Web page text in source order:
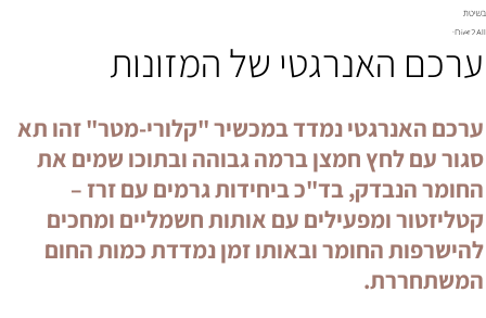
בשיטת
Diet2All:
שמאחורי
ערכם האנרגטי של המזונות
ערכם האנרגטי נמדד במכשיר "קלורי-מטר" זהו תא
סגור עם לחץ חמצן ברמה גבוהה ובתוכו שמים את
החומר הנבדק, בד"כ ביחידות גרמים עם זרז –
קטליזטור ומפעילים עם אותות חשמליים ומחכים
להישרפות החומר ובאותו זמן נמדדת כמות החום
המשתחררת.